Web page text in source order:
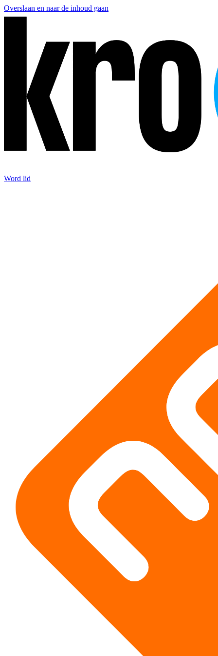
Overslaan en naar de inhoud gaan
Word lid